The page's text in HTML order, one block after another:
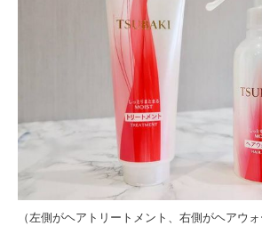
（左側がヘアトリートメント、右側がヘアウォ